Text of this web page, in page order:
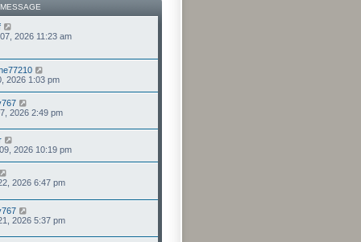
2026 11:23 am
2026 1:03 pm
2026 2:49 pm
2026 10:19 pm
2026 6:47 pm
2026 5:37 pm